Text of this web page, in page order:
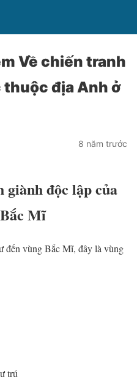
Về chiến tranh
thuộc địa Anh ở
8 năm trước
độc lập của
Mĩ
đến vùng Bắc Mĩ, đây là vùng
trú